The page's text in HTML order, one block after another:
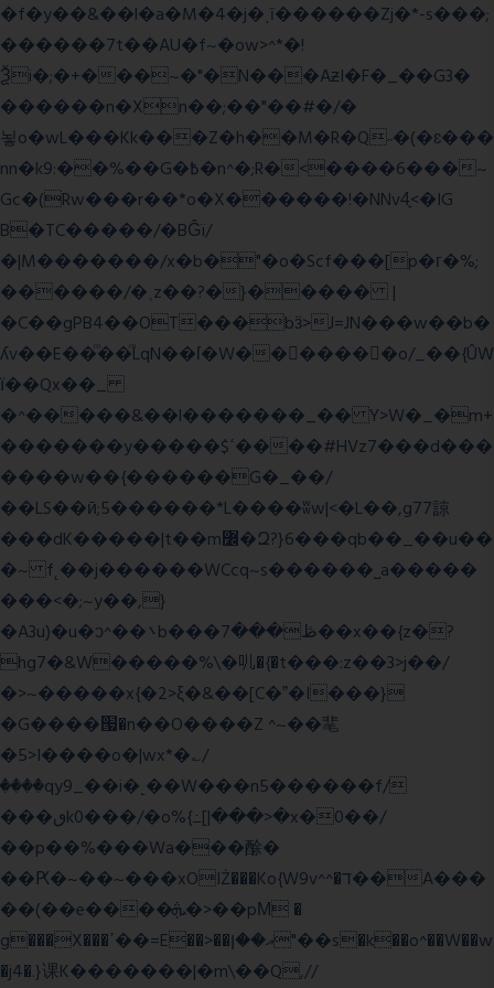
�f�y��&��l�a�M�4�j�ˎī������Zj�*-s���;
������7t� �AU�f~�ow>^*�!
Ѯi�;�+���~�"�N���AƶI�F�_��G3�
������n�Xn��;��"��#�/�
뇧o�wL���Kk���Z�h��M�R�Q˶�(�ɛ���
nn�k9:��%��G�߿�n^�;R�<����6���~
Gc�(Rw���r��*o�X������!�NNv4̙<�IG
B�TC�����/�BĜï/
�|M�������/x�b�"�o�Scf���[p�г�%;
������/�˱z��?�}����� |
�C��gPB4��OT���bӟ>J=JN���w��b�
ʎv��E��ͫ��ͫLqN��ſ�W���ً����o/_��{ÛW
ї��Qx��_
�^�����&��l�������_�� Y>W�_�m+
�������y�����$ߵ����#HVz7���d���
����w��{������G�_��/
��LS��ӣ;5������*L����ʬw|<�L��,g77諒
���dK�����|t��m߼�Զ?}6���qb��_��u��
�~ f˛��j������WCcq~s������˽a�����
���<�;~y��,}
�A3u)�u�ͻ^��܌b���ڟ���7��x��{z�?
hg7�&W�����%\�䶷�{�t���:z��3>j��/
�>~�����x{�2>ξ�&��[C�ˮ�I���}
�G����՗�n��O����Z ^~��靟
�5>I����o�|wx*�؎/
����qy9_��i�˻��W���n5������f/
���ٯk0���/�o%{߸[|���>�x�0��/
��p��%���Wa���酴�
��Ԗ�~��~���xOIŻ���Ko{W9v^^�ד��A���
��(��e����ܞ�>��pΜ �
g���X���ߴ��=E��>��އ��ן"��s�k��o^��W��w
�j4�.}课K�������|�m\��Q,//